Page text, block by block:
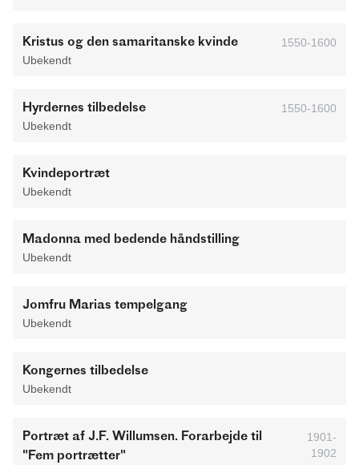
Kristus og den samaritanske kvinde
1550-1600
Ubekendt
Hyrdernes tilbedelse
1550-1600
Ubekendt
Kvindeportræt
Ubekendt
Madonna med bedende håndstilling
Ubekendt
Jomfru Marias tempelgang
Ubekendt
Kongernes tilbedelse
Ubekendt
Portræt af J.F. Willumsen. Forarbejde til
"Fem portrætter"
1901-
1902